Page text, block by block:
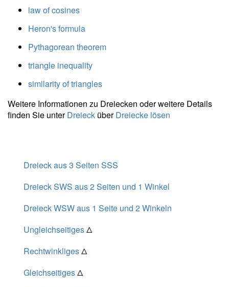
} = 7{,}89
\ \\ m_c =
\dfrac{
\sqrt{
- c^2 } }{ 2
} =
\sqrt{ 2
\cdot \
2 } =
law of cosines
Heron's formula
Pythagorean theorem
triangle inequality
similarity of triangles
Weitere Informationen zu Dreiecken oder weitere Details
finden Sie unterDreieck überDreiecke lösen
Dreieck aus 3 Seiten SSS
Dreieck SWS aus 2 Seiten und 1 Winkel
Dreieck WSW aus 1 Seite und 2 Winkeln
UngleichseitigesΔ
RechtwinkligesΔ
GleichseitigesΔ